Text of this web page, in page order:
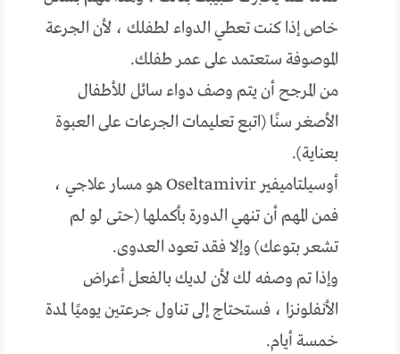
خاص إذا كنت تعطي الدواء لطفلك ، لأن الجرعة
الموصوفة ستعتمد على عمر طفلك.
من المرجح أن يتم وصف دواء سائل للأطفال
الأصغر سنًا (اتبع تعليمات الجرعات على العبوة
بعناية).
أوسيلتاميفير Oseltamivir هو مسار علاجي ،
فمن المهم أن تنهي الدورة بأكملها (حتى لو لم
تشعر بتوعك) وإلا فقد تعود العدوى.
وإذا تم وصفه لك لأن لديك بالفعل أعراض
الأنفلونزا ، فستحتاج إلى تناول جرعتين يوميًا لمدة
خمسة أيام.